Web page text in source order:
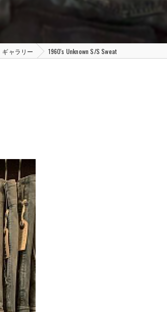
ギャラリー 1960's Unknown S/S Sweat